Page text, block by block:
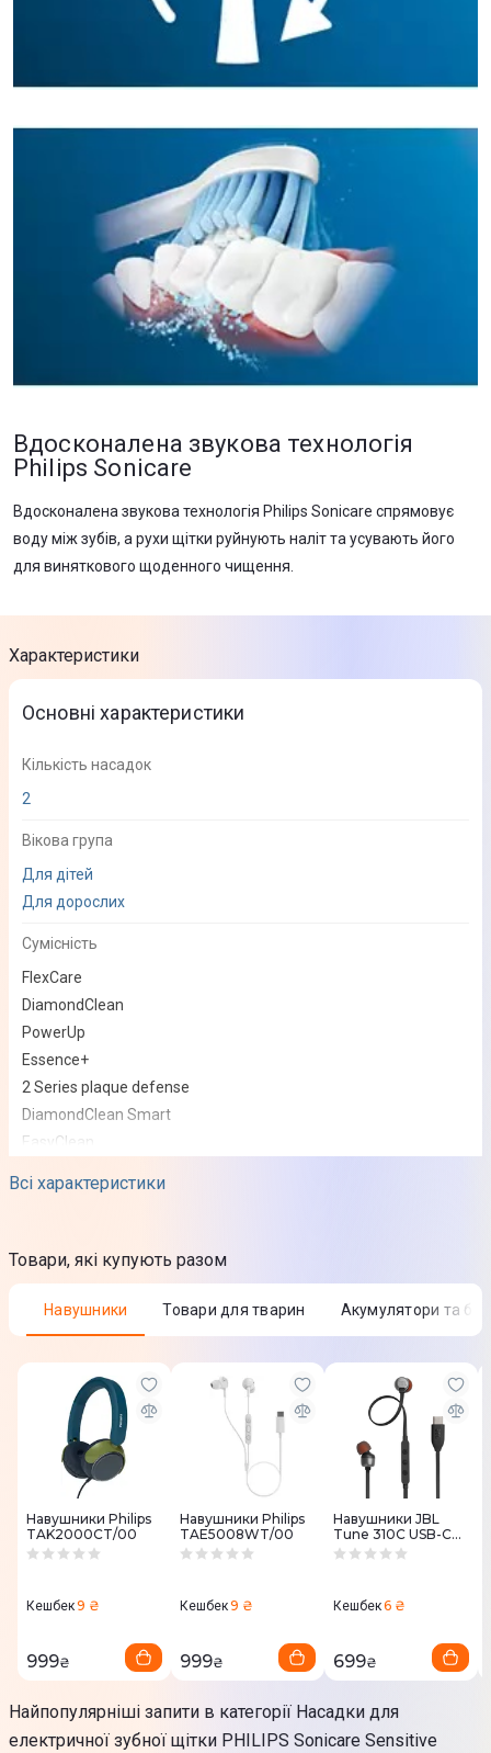
Вдосконалена звукова технологія
Philips Sonicare
Вдосконалена звукова технологія Philips Sonicare спрямовує
воду між зубів, а рухи щітки руйнують наліт та усувають його
для виняткового щоденного чищення.
Характеристики
Всі характеристики
Основні характеристики
Кількість насадок
2
Вікова група
Для дітей
Для дорослих
Сумісність
FlexCare
DiamondClean
PowerUp
Essence+
2 Series plaque defense
DiamondClean Smart
EasyClean
FlexCare Platinum Connected
for Kids
HealthyWhite
HealthyWhite+
ProtectiveClean
Фізичні характеристики
Комплектація
2 стандартні насадки S Sensitive
Юридична інформація
Товар може відрізнятись від представленого на фото,
виробником. Подробиці уточнюйте у менеджера
Товари, які купують разом
Навушники Товари для тварин Акумулятори та
Навушники Philips
TAK2000CT/00
Кешбек9 ₴
999₴
Навушники Philips
TAE5008WT/00
Кешбек9 ₴
999₴
Навушники JBL
Tune 310C USB-C
(Black)
Кешбек6 ₴
699₴
Найпопулярніші запити в категорії Насадки для
електричної зубної щітки PHILIPS Sonicare Sensitive